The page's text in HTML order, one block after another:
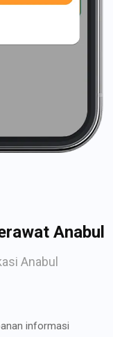
Anabul
Anabul
informasi